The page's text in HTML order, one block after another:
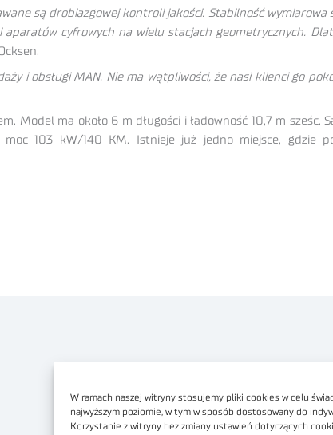
W ramach naszej witryny stosujemy pliki cookies w celu
najwyższym poziomie, w tym w sposób dostosowany do
Korzystanie z witryny bez zmiany ustawień dotyczących
są drobiazgowej kontroli jakości. Stabilność wymiarowa
cyfrowych na wielu stacjach geometrycznych.
i obsługi MAN. Nie ma wątpliwości, że nasi klienci go
ma około 6 m długości i ładowność 10,7 m sześc.
103 kW/140 KM. Istnieje już jedno miejsce, gdzie
Dostępność cyfrowa
Regulamin Portalu